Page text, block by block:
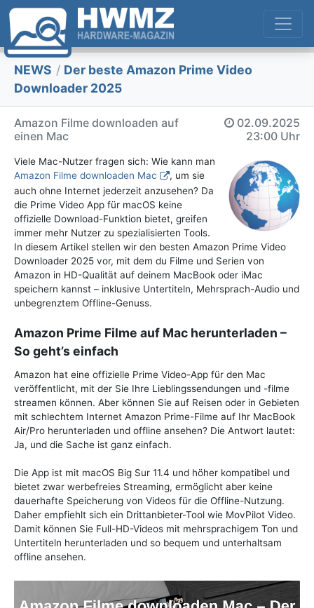
NEWS / Der beste Amazon Prime Video
Downloader 2025
Amazon Filme downloaden auf
einen Mac
02.09.2025
23:00 Uhr
Viele Mac-Nutzer fragen sich: Wie kann man
Amazon Filme downloaden Mac
, um sie
auch ohne Internet jederzeit anzusehen? Da
die Prime Video App für macOS keine
offizielle Download-Funktion bietet, greifen
immer mehr Nutzer zu spezialisierten Tools.
In diesem Artikel stellen wir den besten Amazon Prime Video
Downloader 2025 vor, mit dem du Filme und Serien von
Amazon in HD-Qualität auf deinem MacBook oder iMac
speichern kannst – inklusive Untertiteln, Mehrsprach-Audio und
unbegrenztem Offline-Genuss.
Amazon Prime Filme auf Mac herunterladen –
So geht’s einfach
Amazon hat eine offizielle Prime Video-App für den Mac
veröffentlicht, mit der Sie Ihre Lieblingssendungen und -filme
streamen können. Aber können Sie auf Reisen oder in Gebieten
mit schlechtem Internet Amazon Prime-Filme auf Ihr MacBook
Air/Pro herunterladen und offline ansehen? Die Antwort lautet:
Ja, und die Sache ist ganz einfach.
Die App ist mit macOS Big Sur 11.4 und höher kompatibel und
bietet zwar werbefreies Streaming, ermöglicht aber keine
dauerhafte Speicherung von Videos für die Offline-Nutzung.
Daher empfiehlt sich ein Drittanbieter-Tool wie MovPilot Video.
Damit können Sie Full-HD-Videos mit mehrsprachigem Ton und
Untertiteln herunterladen und so bequem und unterhaltsam
offline ansehen.